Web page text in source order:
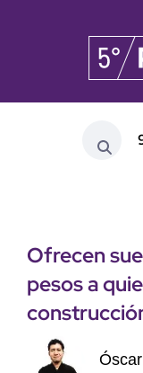
Ofrecen
pesos a